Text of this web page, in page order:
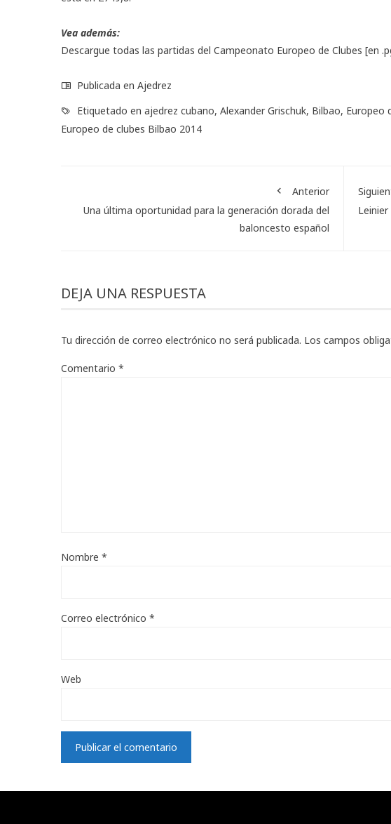
Vea además:
Descargue todas las partidas del Campeonato Europeo de Clubes [en
Publicada en Ajedrez
Etiquetado en ajedrez cubano, Alexander Grischuk, Bilbao, Europeo
Europeo de clubes Bilbao 2014
Anterior
Una última oportunidad para la generación dorada del
baloncesto español
DEJA UNA RESPUESTA
Tu dirección de correo electrónico no será publicada. Los campos
Comentario *
Nombre *
Correo electrónico *
Web